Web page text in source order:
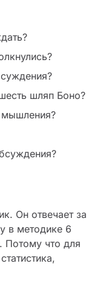
шляп Боно?
мышления?
Он отвечает за
в методике 6
Потому что для